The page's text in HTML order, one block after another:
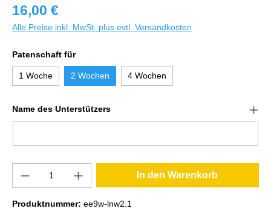
16,00 €
Alle Preise inkl. MwSt. plus evtl. Versandkosten
Patenschaft für
1 Woche 2 Wochen 4 Wochen
Name des Unterstützers
In den Warenkorb
Produktnummer: ee9w-lnw2.1